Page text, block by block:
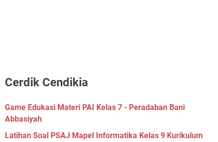
Cerdik Cendikia
Game Edukasi Materi PAI Kelas 7 - Peradaban Bani
Abbasiyah
Latihan Soal PSAJ Mapel Informatika Kelas 9 Kurikulum